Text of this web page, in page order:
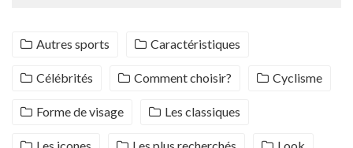
Autres sports Caractéristiques
Célébrités Comment choisir? Cyclisme
Forme de visage Les classiques
Les icones Les plus recherchés Look